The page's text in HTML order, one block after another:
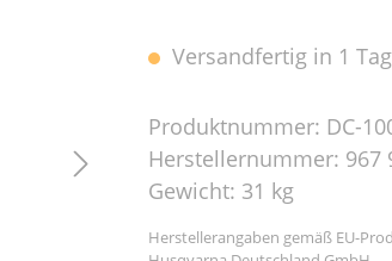
Versandfertig in 1
Produktnummer: DC-
Herstellernummer: 967
Gewicht: 31 kg
Herstellerangaben gemäß EU-